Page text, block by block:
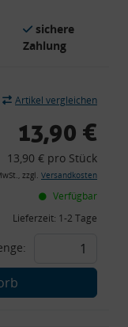
sichere
Zahlung
Artikel vergleichen
13,90 €
13,90 € pro Stück
zzgl. Versandkosten
Verfügbar
Lieferzeit: 1-2 Tage